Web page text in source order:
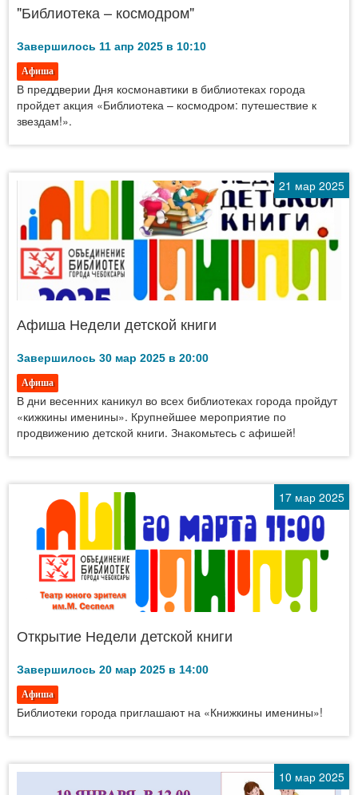
"Библиотека – космодром"
Завершилось 11 апр 2025 в 10:10
Афиша
В преддверии Дня космонавтики в библиотеках города
пройдет акция «Библиотека – космодром: путешествие к
звездам!».
21 мар 2025
Афиша Недели детской книги
Завершилось 30 мар 2025 в 20:00
Афиша
В дни весенних каникул во всех библиотеках города пройдут
«кижкины именины». Крупнейшее мероприятие по
продвижению детской книги. Знакомьтесь с афишей!
17 мар 2025
Открытие Недели детской книги
Завершилось 20 мар 2025 в 14:00
Афиша
Библиотеки города приглашают на «Книжкины именины»!
10 мар 2025